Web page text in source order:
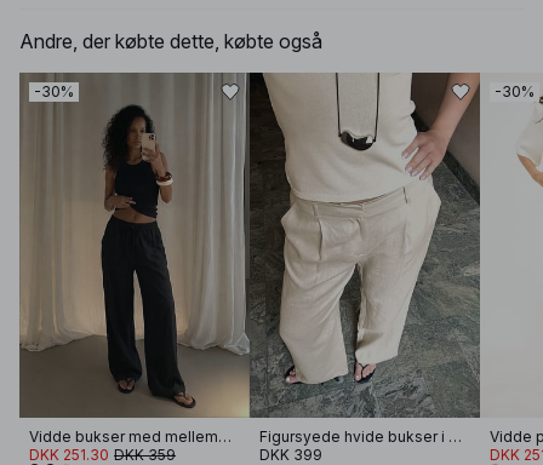
Andre, der købte dette, købte også
-30%
Vidde bukser med mellemhøj talje i viskoseblanding
DKK 251.30 DKK 359
Figursyede hvide bukser i hør med vide ben
DKK 399
-30%
Vidde
DKK